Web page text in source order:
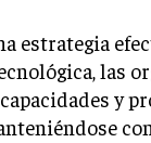
estrategia
las
y